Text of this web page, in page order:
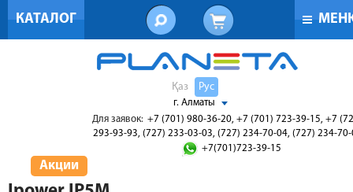
КАТАЛОГ
Қаз Рус
г. Алматы
Для заявок: +7 (701) 980-36-20, +7 (701) 723-39-15, +7
293-93-93, (727) 233-03-03, (727) 234-70-04, (727) 234-
+7(701)723-39-15
Акции